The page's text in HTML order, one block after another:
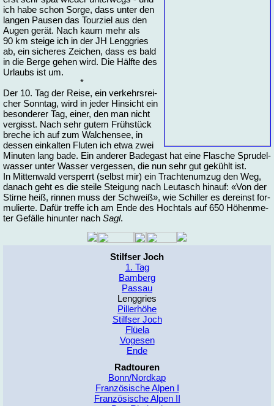
ich ha­be schon Sor­ge, dass un­ter den
lan­gen Pau­sen das Tour­ziel aus den
Au­gen ge­rät. Nach kaum mehr als
90 km stei­ge ich in der JH Leng­gries
ab, ein si­che­res Zei­chen, dass es bald
in die Ber­ge ge­hen wird. Die Hälf­te des
Ur­laubs ist um.
*
Der 10. Tag der Rei­se, ein ver­kehrs­rei­
cher Sonn­tag, wird in je­der Hin­sicht ein
be­son­de­rer Tag, ei­ner, den man nicht
ver­gisst. Nach sehr gu­tem Früh­stück
bre­che ich auf zum Wal­chen­see, in
des­sen ein­kal­ten Flu­ten ich et­wa zwei
Mi­nu­ten lang ba­de. Ein an­de­rer Ba­de­gast hat ei­ne Fla­sche Spru­del­
was­ser un­ter Was­ser ver­ges­sen, die nun sehr gut ge­kühlt ist.
In Mit­ten­wald ver­sperrt (selbst mir) ein Trach­te­num­zug den Weg,
da­nach geht es die stei­le Stei­gung nach Leu­tasch hin­auf: «Von der
Stir­ne heiß, rin­nen muss der Schweiß», wie Schil­ler es der­einst for­
mu­lier­te. Da­für tref­fe ich am En­de des Hochtals auf 650 Hö­hen­me­
ter Ge­fäl­le hin­un­ter nach Sagl.
Stilfser Joch
1. Tag
Bamberg
Passau
Lenggries
Pillerhöhe
Stilfser Joch
Flüela
Vogesen
Ende
Radtouren
Bonn/Nordkap
Französische Alpen I
Französische Alpen II